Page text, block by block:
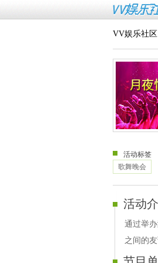
VV娱乐社区
活动标签
歌舞晚会
活动
通过举
之间的